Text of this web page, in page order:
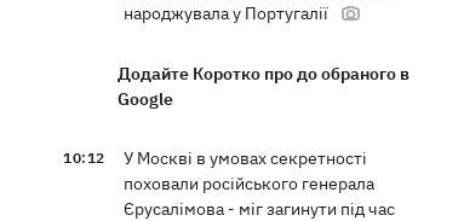
народжувала у Португалії
Додайте Коротко про до обраного в
Google
10:12
У Москві в умовах секретності
поховали російського генерала
Єрусалімова - міг загинути під час